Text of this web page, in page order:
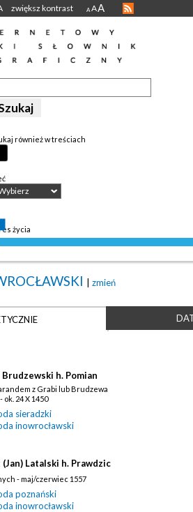
zwiększ kontrast A AA
również w treściach
życia
| zmień
Brudzewski h. Pomian
z Grabi lub Brudzewa
ok. 24 X 1450
sieradzki
inowrocławski
(Jan) Latalski h. Prawdzic
- maj/czerwiec 1557
poznański
inowrocławski